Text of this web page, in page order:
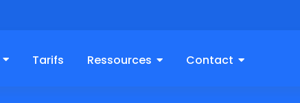
Tarifs Ressources Contact